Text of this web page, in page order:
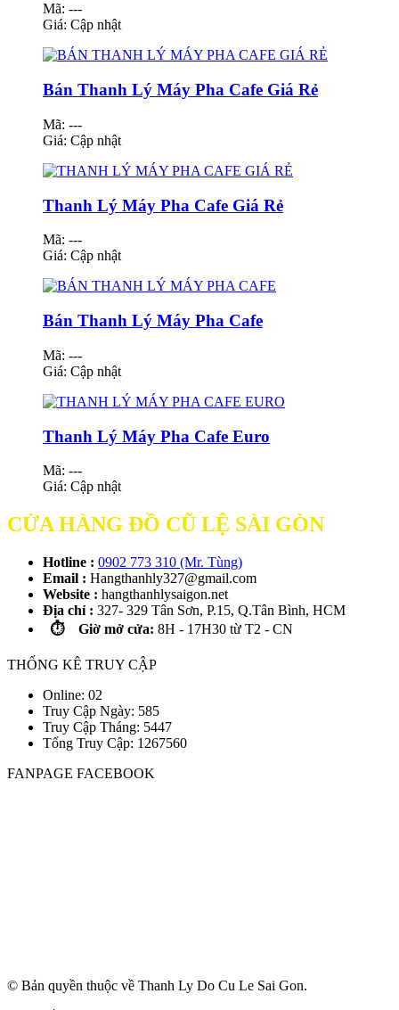
Mã: ---
Giá: Cập nhật
Bán Thanh Lý Máy Pha Cafe Giá Rẻ
Mã: ---
Giá: Cập nhật
Thanh Lý Máy Pha Cafe Giá Rẻ
Mã: ---
Giá: Cập nhật
Bán Thanh Lý Máy Pha Cafe
Mã: ---
Giá: Cập nhật
Thanh Lý Máy Pha Cafe Euro
Mã: ---
Giá: Cập nhật
CỬA HÀNG ĐỒ CŨ LỆ SÀI GÒN
Hotline : 0902 773 310 (Mr. Tùng)
Email : Hangthanhly327@gmail.com
Website : hangthanhlysaigon.net
Địa chỉ : 327- 329 Tân Sơn, P.15, Q.Tân Bình, HCM
⏱️ Giờ mở cửa: 8H - 17H30 từ T2 - CN
THỐNG KÊ TRUY CẬP
Online: 02
Truy Cập Ngày: 585
Truy Cập Tháng: 5447
Tổng Truy Cập: 1 267560
FANPAGE FACEBOOK
© Bản quyền thuộc về Thanh Ly Do Cu Le Sai Gon.